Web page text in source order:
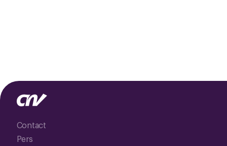
Contact
Pers